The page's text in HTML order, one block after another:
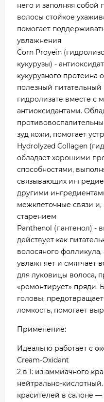
него и заполняя собой
волосы стойкое
помогает
увлажнения
Corn Proyein
кукурузы) -
кукурузного протеина
полезный питательный
гидролизате вместе
антиоксидантами.
зуд кожи, помогает
Hydrolyzed Collagen
обладает хорошими
способностями,
связывающих
другими
межклеточные связи
старением
Panthenol (пантенол) -
действует как
волосяного
увлажняет и смягчает
для луковицы волоса,
«ремонтирует» пряди.
головы,
ломкость, помогает
Применение:
Идеально работает с
Cream-Oxidant
2 в 1: из аммиачного
нейтрально-
красителей в салоне